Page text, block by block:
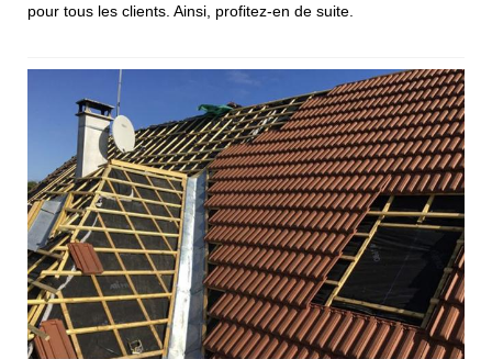
pour tous les clients. Ainsi, profitez-en de suite.